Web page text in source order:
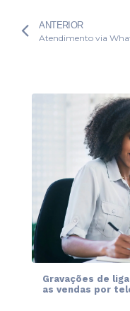
ANTERIOR
Gravações de
as vendas por